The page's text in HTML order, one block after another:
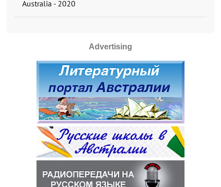
Australia - 2020
Advertising